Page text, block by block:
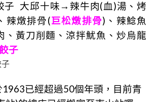
子 大邱十味→辣牛肉(血)湯、烤
辣燉排骨(巨松燉排骨)、辣鯰魚
、黃刀削麵、涼拌魷魚、炒烏龍
子
已經超過50個年頭，目前青